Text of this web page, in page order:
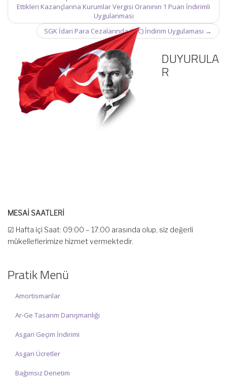
navigation
Ettikleri Kazançlarına Kurumlar Vergisi Oranının 1 Puan İndirimli
Uygulanması
SGK İdari Para Cezalarında (İPC) İndirim Uygulaması →
DUYURULA
R
MESAİ SAATLERİ
☑ Hafta içi Saat: 09:00 – 17:00 arasında olup, siz değerli
mükelleflerimize hizmet vermektedir.
İlgi ve anlayışınız için İNCİ MUHASEBE MÜŞAVİRLİK Ailesi olarak
teşekkür ederiz.
Pratik Menü
Amortismanlar
Ar-Ge Tasarım Danışmanlığı
Asgari Geçim İndirimi
Asgari Ücretler
Bağımsız Denetim